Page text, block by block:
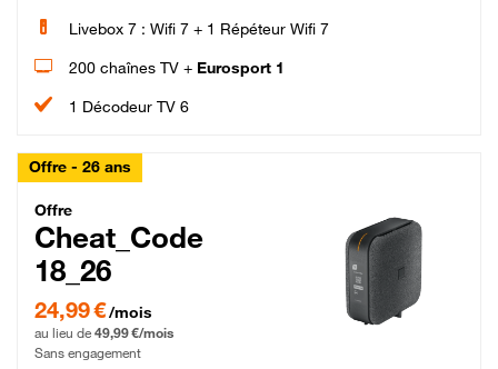
Livebox 7 : Wifi 7 + 1 Répéteur Wifi 7
200 chaînes TV + Eurosport 1
1 Décodeur TV 6
Offre - 26 ans
Cheat_Code Fibre_18_26
Offre
Cheat_Code
18_26
24,99 € par mois pendant 0 mois puis 49,99 € par mois, Sans engagement
24,99 €/mois
au lieu de 49,99 €/mois
Sans engagement